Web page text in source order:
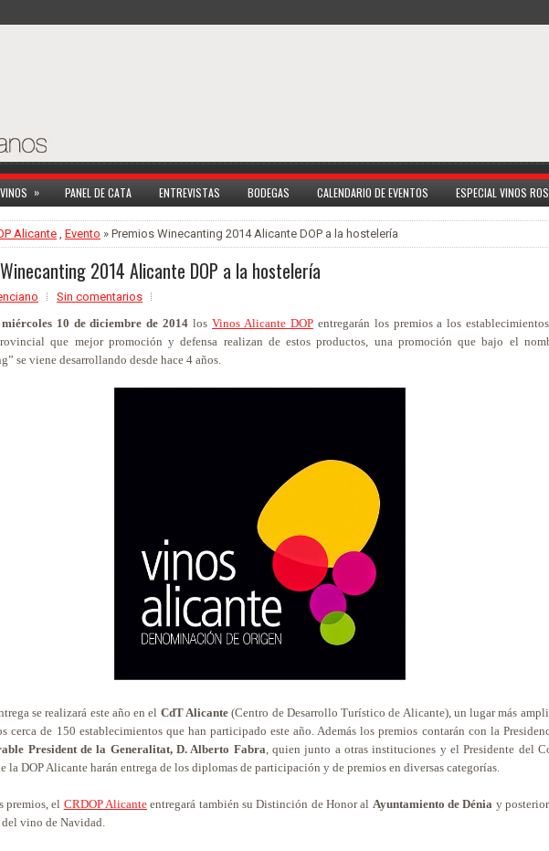
VINOS » PANEL DE CATA ENTREVISTAS BODEGAS CALENDARIO DE EVENTOS ESPECIAL VINOS
Alicante, Evento » Premios Winecanting 2014 Alicante DOP a la hostelería
2014 Alicante DOP a la hostelería
Sin comentarios
miércoles 10 de diciembre de 2014 losVinos Alicante DOPentregarán los premios a los
que mejor promoción y defensa realizan de estos productos, una promoción que bajo el
se viene desarrollando desde hace 4 años.
se realizará este año en el CdT Alicante (Centro de Desarrollo Turístico de Alicante), un lugar más
cerca de 150 establecimientos que han participado este año. Además los premios contarán con la
President de la Generalitat, D. Alberto Fabra, quien junto a otras instituciones y el Presidente del
la DOP Alicante harán entrega de los diplomas de participación y de premios en diversas categorías.
premios, el CRDOP Alicante entregará también su Distinción de Honor al Ayuntamiento de Dénia y
del vino de Navidad.